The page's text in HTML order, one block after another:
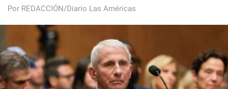
Por REDACCIÓN/Diario Las Américas